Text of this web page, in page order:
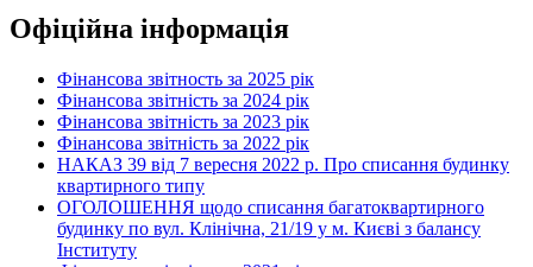
Офіційна інформація
Фінансова звітность за 2025 рік
Фінансова звітність за 2024 рік
Фінансова звітність за 2023 рік
Фінансова звітність за 2022 рік
НАКАЗ 39 від 7 вересня 2022 р. Про списання будинку
квартирного типу
ОГОЛОШЕННЯ щодо списання багатоквартирного
будинку по вул. Клінічна, 21/19 у м. Києві з балансу
Інституту